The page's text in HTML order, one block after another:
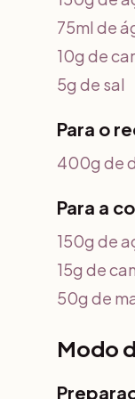
75ml de
10g de
5g de sal
Para o
400g de
Para a
150g de
15g de
50g de
Modo